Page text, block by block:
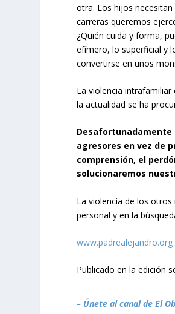
otra. Los hijos
carreras queremos
¿Quién cuida y forma,
efímero, lo superficial y
convertirse en unos
La violencia
la actualidad se ha
Desafortunadamente
agresores en vez de
comprensión, el
solucionaremos
La violencia de los
personal y en la
www.padrealejandro.org
Publicado en la edición
– Únete al canal de El